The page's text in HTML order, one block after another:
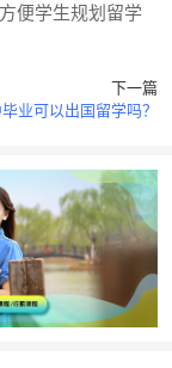
便学生规划留学
下一篇
业可以出国留学吗？